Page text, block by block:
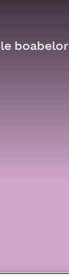
boabelor